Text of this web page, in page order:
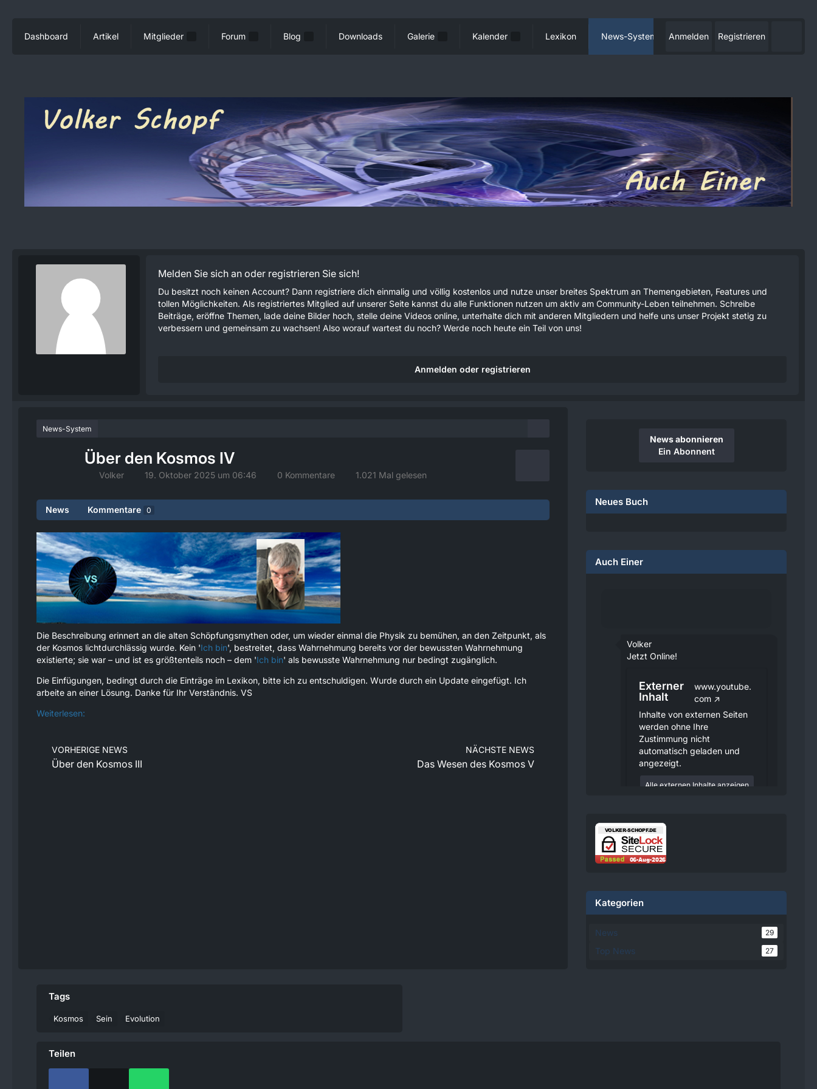
Dashboard Artikel Mitglieder Forum Blog Downloads Galerie Kalender Lexikon News-System Anmelden Registrieren
Melden Sie sich an oder registrieren Sie sich!
Du besitzt noch keinen Account? Dann registriere dich einmalig und völlig kostenlos und nutze unser breites Spektrum an Themengebieten, Features und
tollen Möglichkeiten. Als registriertes Mitglied auf unserer Seite kannst du alle Funktionen nutzen um aktiv am Community-Leben teilnehmen. Schreibe
Beiträge, eröffne Themen, lade deine Bilder hoch, stelle deine Videos online, unterhalte dich mit anderen Mitgliedern und helfe uns unser Projekt stetig zu
verbessern und gemeinsam zu wachsen! Also worauf wartest du noch? Werde noch heute ein Teil von uns!
Anmelden oder registrieren
News-System
Über den Kosmos IV
Volker 19. Oktober 2025 um 06:46 0 Kommentare 1.021 Mal gelesen
News Kommentare 0
Die Beschreibung erinnert an die alten Schöpfungsmythen oder, um wieder einmal die Physik zu bemühen, an den Zeitpunkt, als
der Kosmos lichtdurchlässig wurde. Kein 'Ich bin', bestreitet, dass Wahrnehmung bereits vor der bewussten Wahrnehmung
existierte; sie war – und ist es größtenteils noch – dem 'Ich bin' als bewusste Wahrnehmung nur bedingt zugänglich.
Die Einfügungen, bedingt durch die Einträge im Lexikon, bitte ich zu entschuldigen. Wurde durch ein Update eingefügt. Ich
arbeite an einer Lösung. Danke für Ihr Verständnis. VS
Weiterlesen:
VORHERIGE NEWS
Über den Kosmos III
NÄCHSTE NEWS
Das Wesen des Kosmos V
News abonnieren
Ein Abonnent
Neues Buch
Auch Einer
Volker
Jetzt Online!
Externer
Inhalt
www.youtube.
com
Inhalte von externen Seiten
werden ohne Ihre
Zustimmung nicht
automatisch geladen und
angezeigt.
Alle externen Inhalte anzeigen
damit einverstanden, dass
personenbezogene Daten an
Drittplattformen übermittelt
werden. Mehr Informationen
08:25
Jetzt Online!
Kategorien
News 29
Top News 27
Tags
Kosmos Sein Evolution
Teilen